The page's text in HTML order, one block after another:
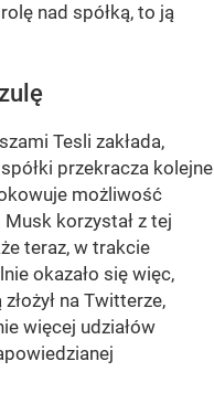
nad spółką, to ją
Tesli zakłada,
przekracza kolejne
możliwość
korzystał z tej
teraz, w trakcie
okazało się więc,
na Twitterze,
więcej udziałów